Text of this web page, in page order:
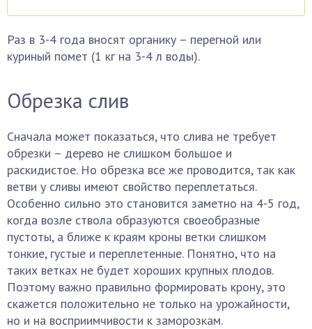
Раз в 3-4 года вносят органику – перегной или
куриный помет (1 кг на 3-4 л воды).
Обрезка слив
Сначала может показаться, что слива не требует
обрезки – дерево не слишком большое и
раскидистое. Но обрезка все же проводится, так как
ветви у сливы имеют свойство переплетаться.
Особенно сильно это становится заметно на 4-5 год,
когда возле ствола образуются своеобразные
пустоты, а ближе к краям кроны ветки слишком
тонкие, густые и переплетенные. Понятно, что на
таких ветках не будет хороших крупных плодов.
Поэтому важно правильно формировать крону, это
скажется положительно не только на урожайности,
но и на восприимчивости к заморозкам.